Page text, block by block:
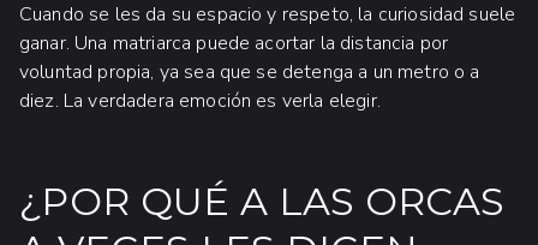
Cuando se les da su espacio y respeto, la curiosidad suele
ganar. Una matriarca puede acortar la distancia por
voluntad propia, ya sea que se detenga a un metro o a
diez. La verdadera emoción es verla elegir.
¿POR QUÉ A LAS ORCAS